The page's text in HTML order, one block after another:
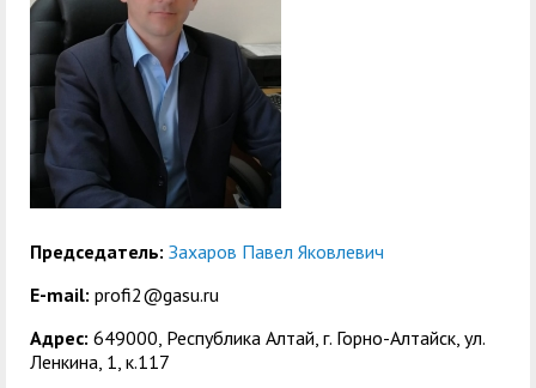
Председатель: Захаров Павел Яковлевич
E-mail: profi2@gasu.ru
Адрес: 649000, Республика Алтай, г. Горно-Алтайск, ул.
Ленкина, 1, к.117